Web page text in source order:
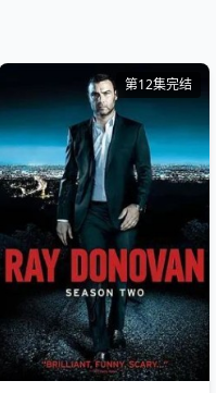
第12集完结